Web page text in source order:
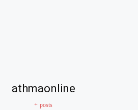
athmaonline
+ posts